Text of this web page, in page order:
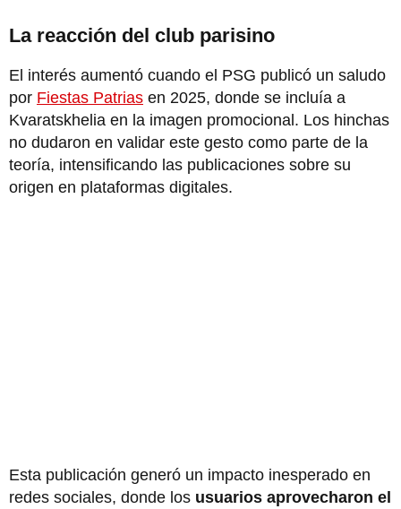
La reacción del club parisino
El interés aumentó cuando el PSG publicó un saludo
por Fiestas Patrias en 2025, donde se incluía a
Kvaratskhelia en la imagen promocional. Los hinchas
no dudaron en validar este gesto como parte de la
teoría, intensificando las publicaciones sobre su
origen en plataformas digitales.
Esta publicación generó un impacto inesperado en
redes sociales, donde los usuarios aprovecharon el